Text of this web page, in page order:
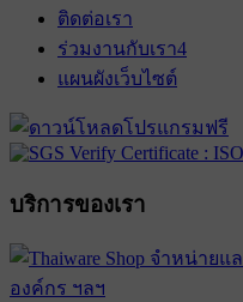
ติดต่อเรา
ร่วมงานกับเรา4
แผนผังเว็บไซต์
บริการของเรา